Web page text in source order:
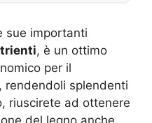
sue importanti
, è un ottimo
per il
rendendoli splendenti
riuscirete ad ottenere
del legno anche